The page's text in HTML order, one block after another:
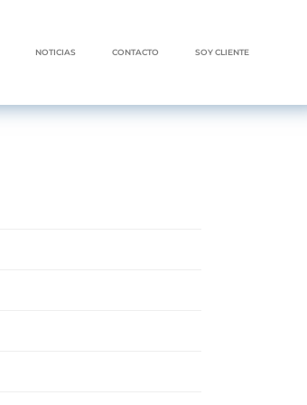
NOTICIAS CONTACTO SOY CLIENTE